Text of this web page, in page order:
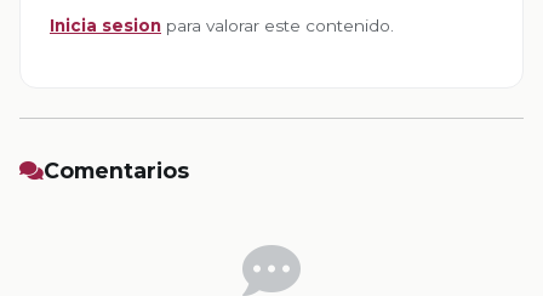
Inicia sesion para valorar este contenido.
Comentarios